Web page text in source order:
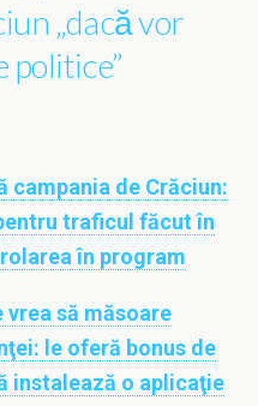
„dacă vor
campania de Crăciun:
traficul făcut în
în program
să măsoare
le oferă bonus de
instalează o aplicaţie